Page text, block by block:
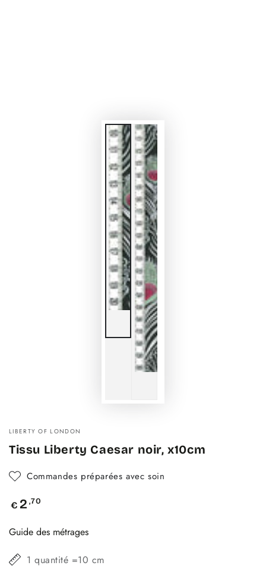
LIBERTY OF LONDON
Tissu Liberty Caesar noir, x10cm
Commandes préparées avec soin
Prix
€ 2 ,70
Guide des métrages
1 quantité =10 cm